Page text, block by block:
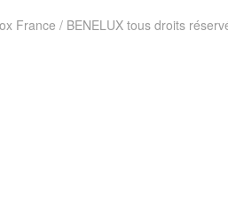
France / BENELUX tous droits